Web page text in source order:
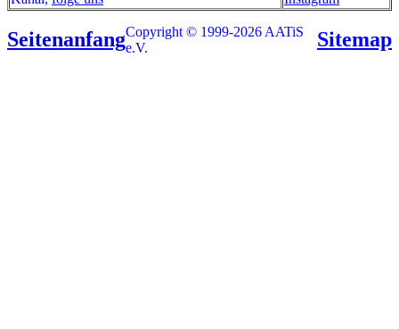
SeitenanfangCopyright © 1999-2026 AATiS
e.V.
Sitemap